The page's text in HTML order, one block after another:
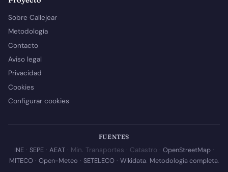
Sobre Callejear
Metodología
Contacto
Aviso legal
Privacidad
Cookies
Configurar cookies
FUENTES
INE· SEPE· AEAT· Min. Transportes · Catastro · OpenStreetMap·
MITECO· Open-Meteo · SETELECO· Wikidata. Metodología completa.